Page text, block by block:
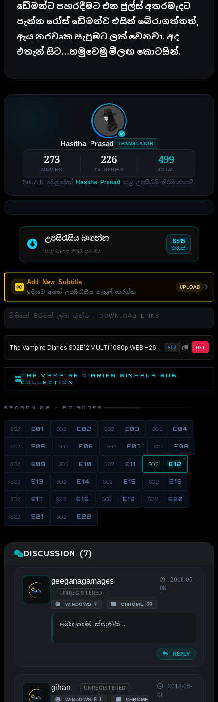
ඩේමන්ට පහරදීමට එන ජූල්ස් අතරමැදට
පැන්න රෝස් ඩේමන්ව එයින් බේරාගත්තත්,
ඇය නරවෘක සැපුමට ලක් වෙනවා. අද
එතැන් සිට…හමුවෙමු මීලඟ කොටසින්.
Hasitha Prasad TRANSLATOR
273
MOVIES
226
TV SERIES
499
TOTAL
SubzLK වෙනුවෙන් Hasitha Prasad කළ උපසිරැසි නිර්මාණයකි.
උපසිරැසිය බාගන්න
සෘජු බාගත කිරීම් සබැඳිය
6515
වාරයක්
Add New Subtitle
මෙයට අලුත් උපසිරැසිය ඇතුල් කරන්න
UPLOAD
වීඩියෝ පිටපත් ලබා ගන්න . DOWNLOAD LINKS
The Vampire Diaries S02E12 MULTi 1080p WEB H264-NERO EZTV E12 GET
THE VAMPIRE DIARIES SINHALA SUB
COLLECTION
SEASON 02 · EPISODES
S02 E01 S02 E02 S02 E03 S02 E04
S02 E05 S02 E06 S02 E07 S02 E08
S02 E09 S02 E10 S02 E11 S02 E12
S02 E13 S02 E14 S02 E15 S02 E16
S02 E17 S02 E18 S02 E19 S02 E20
S02 E21 S02 E22
DISCUSSION (7)
geeganagamages
UNREGISTERED
WINDOWS 7 CHROME 60
2018-05-
08
බොහොම ස්තුතියි .
REPLY
gihan UNREGISTERED
WINDOWS 8.1 CHROME
2018-05-
08